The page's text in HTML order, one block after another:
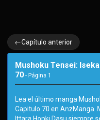
←Capítulo anterior
Mushoku Tensei:
70 - Página 1
Lea el último manga
Capitulo 70 en AnzManga.